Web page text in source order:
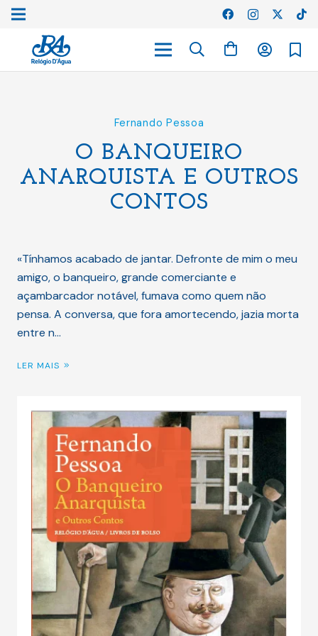
Fernando Pessoa
O BANQUEIRO
ANARQUISTA E OUTROS
CONTOS
«Tínhamos acabado de jantar. Defronte de mim o meu
amigo, o banqueiro, grande comerciante e
açambarcador notável, fumava como quem não
pensa. A conversa, que fora amortecendo, jazia morta
entre n…
LER MAIS